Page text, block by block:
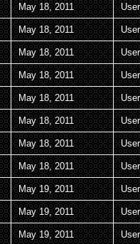
May 18, 2011 User
May 18, 2011 User
May 18, 2011 User
May 18, 2011 User
May 18, 2011 User
May 18, 2011 User
May 18, 2011 User
May 18, 2011 User
May 19, 2011 User
May 19, 2011 User
May 19, 2011 User